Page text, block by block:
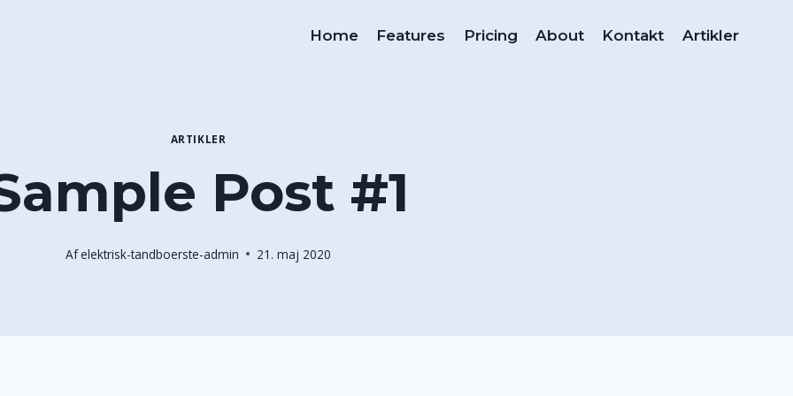
Home Features Pricing About Kontakt Artikler
ARTIKLER
Post #1
Afelektrisk-tandboerste-admin 21. maj 2020